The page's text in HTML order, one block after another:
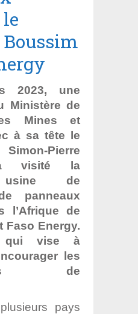
2023, une
Ministère de
Mines et
à sa tête le
Pierre
visité la
usine de
panneaux
l’Afrique de
Faso Energy.
qui vise à
les
de
pays